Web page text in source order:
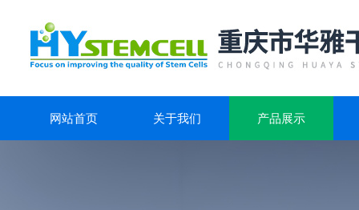
网站首页 关于我们 产品展示